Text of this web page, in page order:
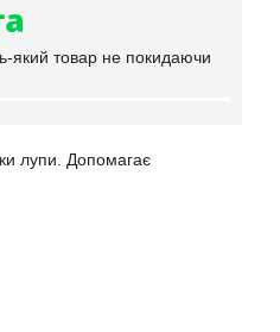
який товар не покидаючи
лупи. Допомагає